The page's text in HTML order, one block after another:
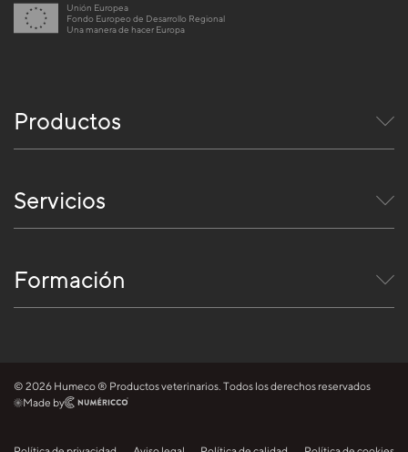
Unión Europea
Fondo Europeo de Desarrollo Regional
Una manera de hacer Europa
Productos
Servicios
Formación
© 2026 Humeco ® Productos veterinarios. Todos los derechos reservados
Made by